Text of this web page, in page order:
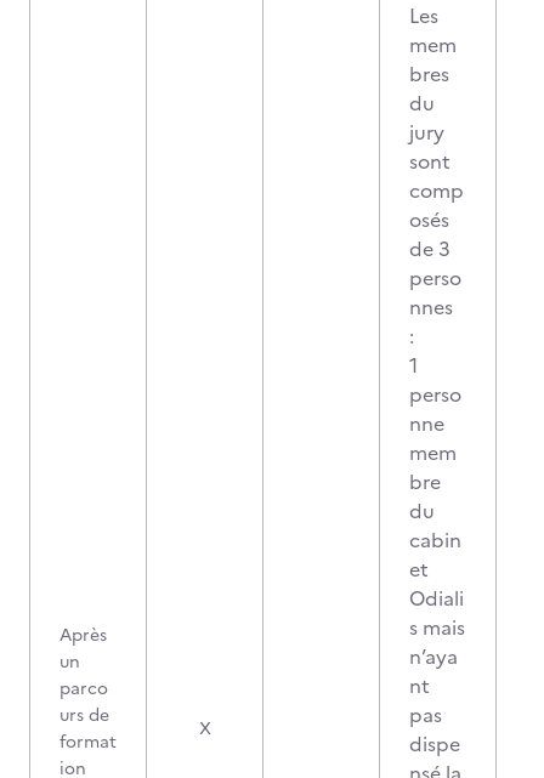
Après
un
parco
urs de
format
ion
X
Les
mem
bres
du
jury
sont
comp
osés
de 3
perso
nnes
:
1
perso
nne
mem
bre
du
cabin
et
Odiali
s mais
n’aya
nt
pas
dispe